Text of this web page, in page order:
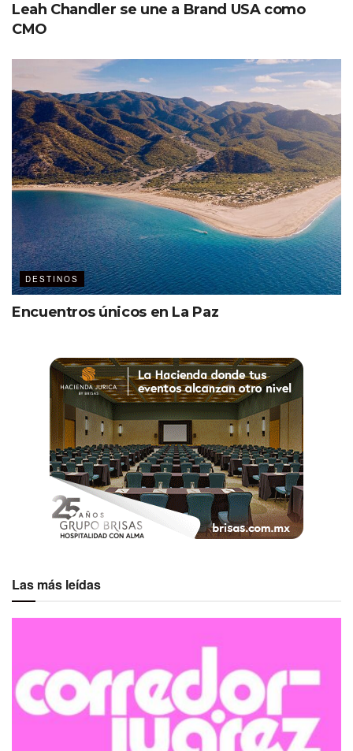
Leah Chandler se une a Brand USA como
CMO
DESTINOS
Encuentros únicos en La Paz
Las más leídas